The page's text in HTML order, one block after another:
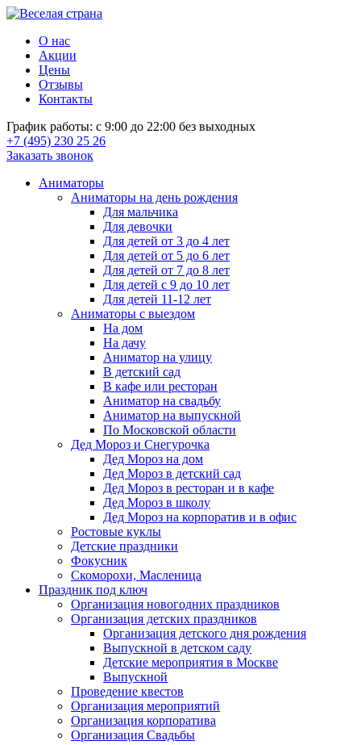
О нас
Акции
Цены
Отзывы
Контакты
График работы: с 9:00 до 22:00 без выходных
+7 (495) 230 25 26
Заказать звонок
Аниматоры
Аниматоры на день рождения
Для мальчика
Для девочки
Для детей от 3 до 4 лет
Для детей от 5 до 6 лет
Для детей от 7 до 8 лет
Для детей с 9 до 10 лет
Для детей 11-12 лет
Аниматоры с выездом
На дом
На дачу
Аниматор на улицу
В детский сад
В кафе или ресторан
Аниматор на свадьбу
Аниматор на выпускной
По Московской области
Дед Мороз и Снегурочка
Дед Мороз на дом
Дед Мороз в детский сад
Дед Мороз в ресторан и в кафе
Дед Мороз в школу
Дед Мороз на корпоратив и в офис
Ростовые куклы
Детские праздники
Фокусник
Скоморохи, Масленица
Праздник под ключ
Организация новогодних праздников
Организация детских праздников
Организация детского дня рождения
Выпускной в детском саду
Детские мероприятия в Москве
Выпускной
Проведение квестов
Организация мероприятий
Организация корпоратива
Организация Свадьбы